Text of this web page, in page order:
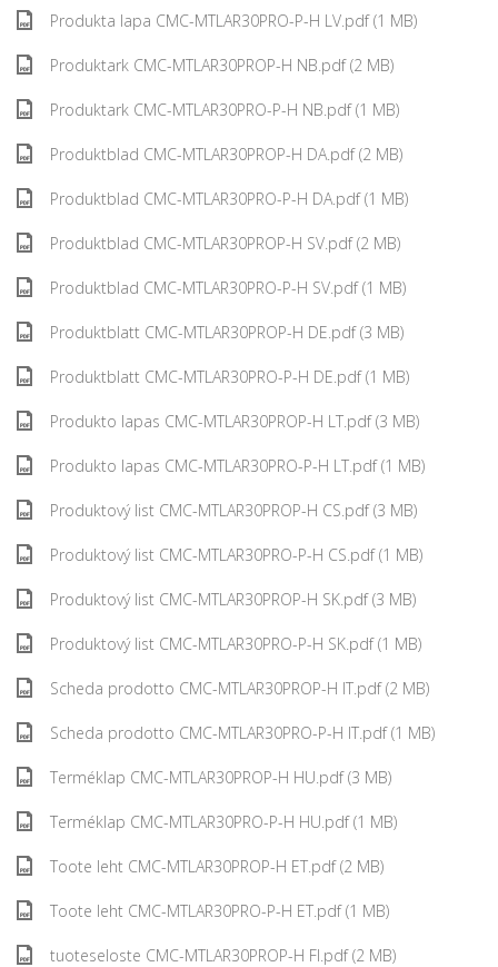
Produkta lapa CMC-MTLAR30PRO-P-H LV.pdf (1 MB)
Produktark CMC-MTLAR30PROP-H NB.pdf (2 MB)
Produktark CMC-MTLAR30PRO-P-H NB.pdf (1 MB)
Produktblad CMC-MTLAR30PROP-H DA.pdf (2 MB)
Produktblad CMC-MTLAR30PRO-P-H DA.pdf (1 MB)
Produktblad CMC-MTLAR30PROP-H SV.pdf (2 MB)
Produktblad CMC-MTLAR30PRO-P-H SV.pdf (1 MB)
Produktblatt CMC-MTLAR30PROP-H DE.pdf (3 MB)
Produktblatt CMC-MTLAR30PRO-P-H DE.pdf (1 MB)
Produkto lapas CMC-MTLAR30PROP-H LT.pdf (3 MB)
Produkto lapas CMC-MTLAR30PRO-P-H LT.pdf (1 MB)
Produktový list CMC-MTLAR30PROP-H CS.pdf (3 MB)
Produktový list CMC-MTLAR30PRO-P-H CS.pdf (1 MB)
Produktový list CMC-MTLAR30PROP-H SK.pdf (3 MB)
Produktový list CMC-MTLAR30PRO-P-H SK.pdf (1 MB)
Scheda prodotto CMC-MTLAR30PROP-H IT.pdf (2 MB)
Scheda prodotto CMC-MTLAR30PRO-P-H IT.pdf (1 MB)
Terméklap CMC-MTLAR30PROP-H HU.pdf (3 MB)
Terméklap CMC-MTLAR30PRO-P-H HU.pdf (1 MB)
Toote leht CMC-MTLAR30PROP-H ET.pdf (2 MB)
Toote leht CMC-MTLAR30PRO-P-H ET.pdf (1 MB)
tuoteseloste CMC-MTLAR30PROP-H FI.pdf (2 MB)